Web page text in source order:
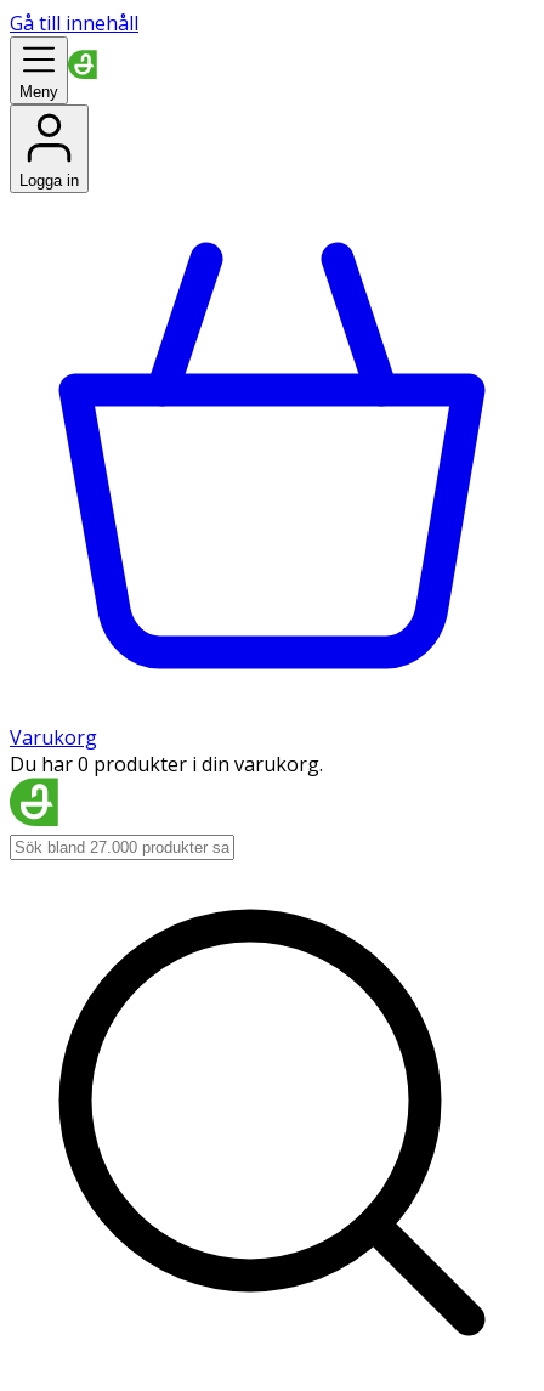
Gå till innehåll
Meny
Logga in
Varukorg
Du har 0 produkter i din varukorg.